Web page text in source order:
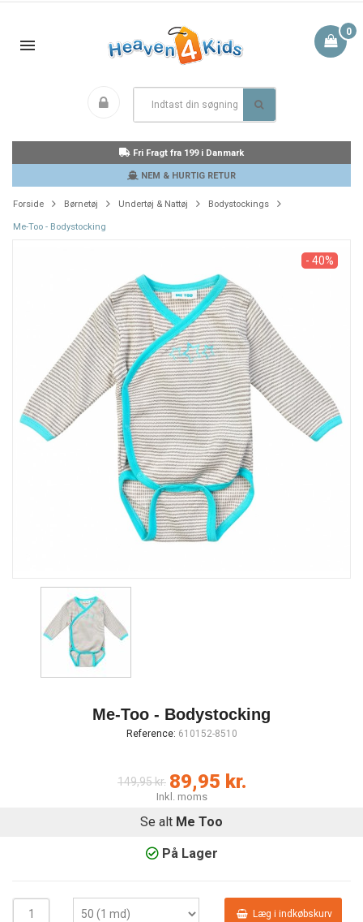
0
Fri Fragt fra 199 i Danmark
NEM & HURTIG RETUR
Forside Børnetøj Undertøj & Nattøj Bodystockings
Me-Too - Bodystocking
- 40%
Me-Too - Bodystocking
Reference: 610152-8510
149,95 kr. 89,95 kr.
Inkl. moms
Se alt Me Too
På Lager
Læg i indkøbskurv